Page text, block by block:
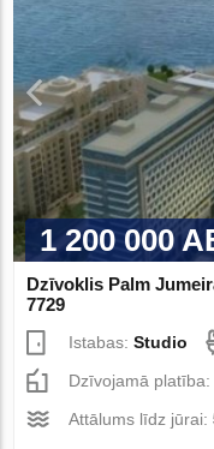
1 200 000
Dzīvoklis Palm
7729
Istabas:Studio
Dzīvojamā
Attālums līdz jūrai: